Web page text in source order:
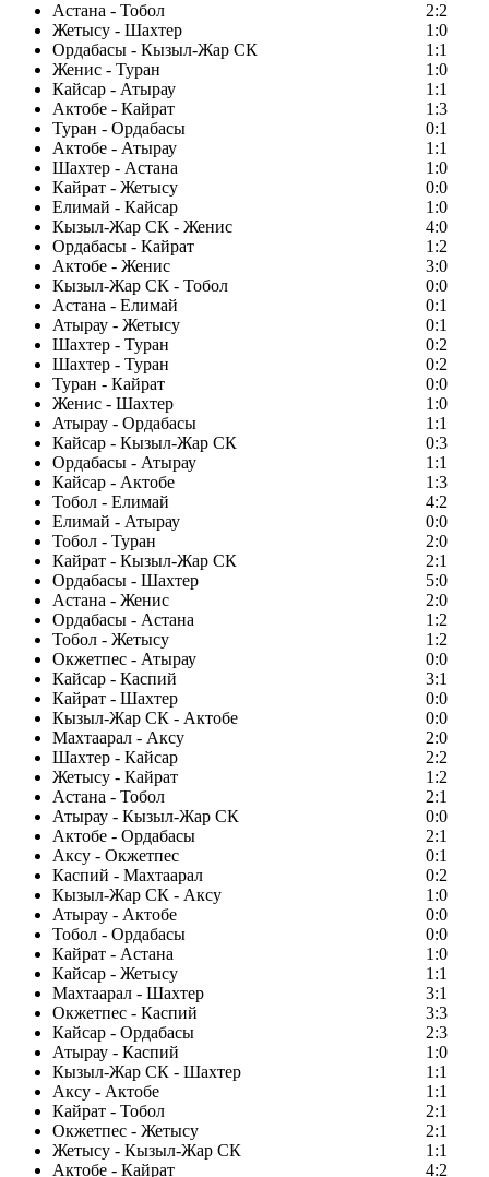
Астана - Тобол
2:2
Жетысу - Шахтер
1:0
Ордабасы - Кызыл-Жар СК
1:1
Женис - Туран
1:0
Кайсар - Атырау
1:1
Актобе - Кайрат
1:3
Туран - Ордабасы
0:1
Актобе - Атырау
1:1
Шахтер - Астана
1:0
Кайрат - Жетысу
0:0
Елимай - Кайсар
1:0
Кызыл-Жар СК - Женис
4:0
Ордабасы - Кайрат
1:2
Актобе - Женис
3:0
Кызыл-Жар СК - Тобол
0:0
Астана - Елимай
0:1
Атырау - Жетысу
0:1
Шахтер - Туран
0:2
Шахтер - Туран
0:2
Туран - Кайрат
0:0
Женис - Шахтер
1:0
Атырау - Ордабасы
1:1
Кайсар - Кызыл-Жар СК
0:3
Ордабасы - Атырау
1:1
Кайсар - Актобе
1:3
Тобол - Елимай
4:2
Елимай - Атырау
0:0
Тобол - Туран
2:0
Кайрат - Кызыл-Жар СК
2:1
Ордабасы - Шахтер
5:0
Астана - Женис
2:0
Ордабасы - Астана
1:2
Тобол - Жетысу
1:2
Окжетпес - Атырау
0:0
Кайсар - Каспий
3:1
Кайрат - Шахтер
0:0
Кызыл-Жар СК - Актобе
0:0
Махтаарал - Аксу
2:0
Шахтер - Кайсар
2:2
Жетысу - Кайрат
1:2
Астана - Тобол
2:1
Атырау - Кызыл-Жар СК
0:0
Актобе - Ордабасы
2:1
Аксу - Окжетпес
0:1
Каспий - Махтаарал
0:2
Кызыл-Жар СК - Аксу
1:0
Атырау - Актобе
0:0
Тобол - Ордабасы
0:0
Кайрат - Астана
1:0
Кайсар - Жетысу
1:1
Махтаарал - Шахтер
3:1
Окжетпес - Каспий
3:3
Кайсар - Ордабасы
2:3
Атырау - Каспий
1:0
Кызыл-Жар СК - Шахтер
1:1
Аксу - Актобе
1:1
Кайрат - Тобол
2:1
Окжетпес - Жетысу
2:1
Жетысу - Кызыл-Жар СК
1:1
Актобе - Кайрат
4:2